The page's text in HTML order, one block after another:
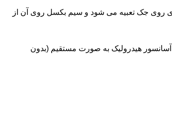
روی جک تعبیه می شود و سیم بکسل روی آن از
هیدرولیک به صورت مستقیم (بدون